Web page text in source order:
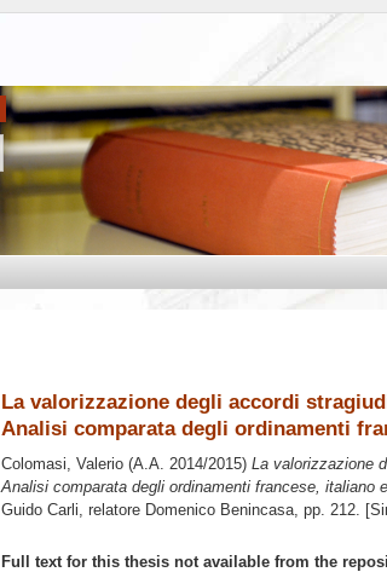
La valorizzazione degli accordi
Analisi comparata degli ordinamenti
Colomasi, Valerio (A.A. 2014/2015) La valorizzazione
Analisi comparata degli ordinamenti francese, italiano
Guido Carli, relatore Domenico Benincasa, pp. 212.
Full text for this thesis not available from the